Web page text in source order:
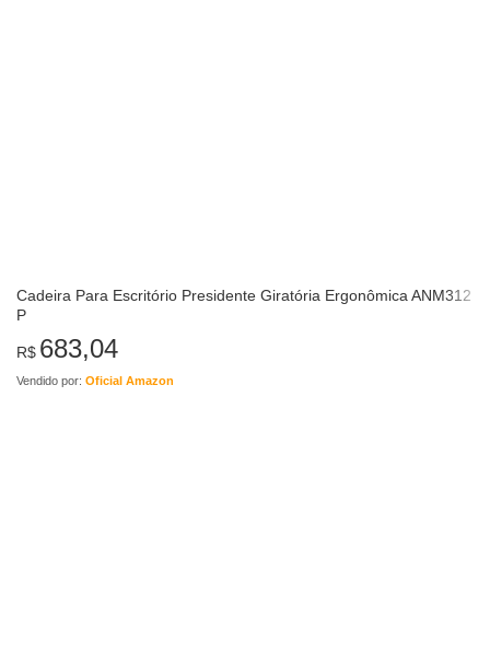
Cadeira Para Escritório Presidente Giratória Ergonômica ANM312
P
R$ 683,04
Vendido por: Oficial Amazon